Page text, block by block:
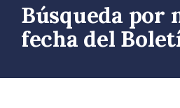
Nación
Búsqueda por
fecha del